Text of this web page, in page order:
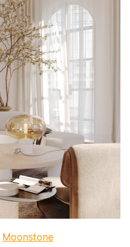
Moonstone